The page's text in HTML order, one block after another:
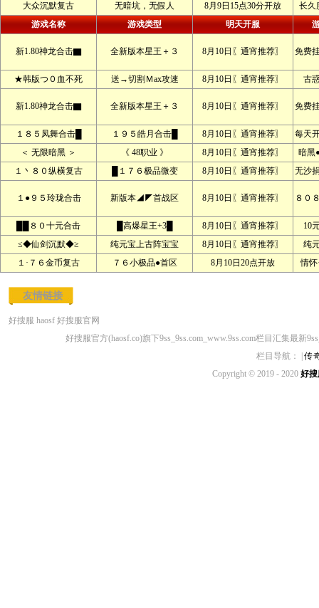
大众沉默复古
无暗坑，无假人 8月9日15点30分开放
长久
游戏名称
游戏类型 明天开服
新1.80神龙合击▇ 全新版本星王＋３ 8月10日〖通宵推荐〗 免费
★韩版つ０血不死 送→切割Ｍax攻速 8月10日〖通宵推荐〗 古
新1.80神龙合击▇ 全新版本星王＋３ 8月10日〖通宵推荐〗 免费
１８５凤舞合击█ １９５皓月合击█ 8月10日〖通宵推荐〗
每天
＜ 无限暗黑 ＞
《 48职业 》 8月10日〖通宵推荐〗
暗黑
１丶８０纵横复古
█１７６极品微变 8月10日〖通宵推荐〗 无沙
１●９５玲珑合击 新版本◢◤首战区 8月10日〖通宵推荐〗 ８０
██８０十元合击 █高爆星王+3█ 8月10日〖通宵推荐〗
10
≤◆仙剑沉默◆≥
纯元宝上古阵宝宝 8月10日〖通宵推荐〗
纯
１·７６金币复古
７６小极品●首区 8月10日20点开放 情怀
友情链接
好搜服 haosf 好搜服官网
好搜服官方(haosf.co)旗下9ss_9ss.com_www.9ss.com栏目汇集最新
栏目导航： |传
Copyright © 2019 - 2020 好搜